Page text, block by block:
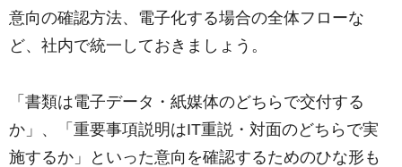
意向の確認方法、電子化する場合の全体フローな
ど、社内で統一しておきましょう。
「書類は電子データ・紙媒体のどちらで交付する
か」、「重要事項説明はIT重説・対面のどちらで実
施するか」といった意向を確認するためのひな形も